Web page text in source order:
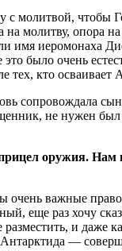
с молитвой, чтобы
на молитву, опора
имя иеромонаха
было очень
тех, кто осваивает
сопровождала
не нужен
прицел оружия.
очень важные
еще раз хочу
и даже
—